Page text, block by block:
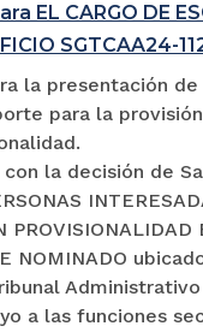
EL CARGO DE
SGTCAA24-
la presentación
para la
la decisión de
PROVISIONALIDAD
NOMINADO
a las funciones